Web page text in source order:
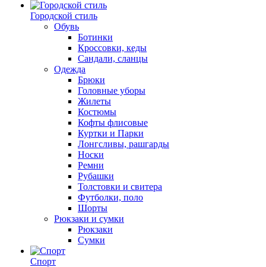
Городской стиль
Обувь
Ботинки
Кроссовки, кеды
Сандали, сланцы
Одежда
Брюки
Головные уборы
Жилеты
Костюмы
Кофты флисовые
Куртки и Парки
Лонгсливы, рашгарды
Носки
Ремни
Рубашки
Толстовки и свитера
Футболки, поло
Шорты
Рюкзаки и сумки
Рюкзаки
Сумки
Спорт